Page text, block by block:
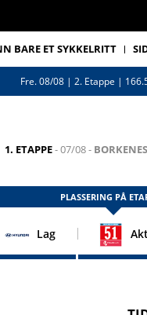
BARE ET SYKKELRITT
Fre. 08/08 | 2. Etappe |
1. ETAPPE- 07/08 -
PLASSERING PÅ
Lag